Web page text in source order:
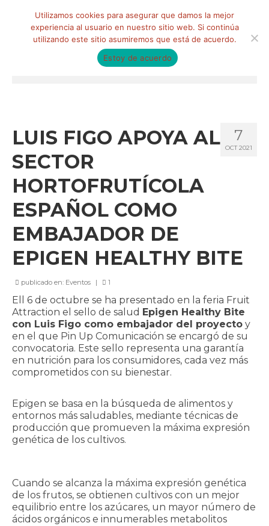
Marketing de influencia
Equipo
CLIENTES
BLOG
7
OCT 2021
LUIS FIGO APOYA AL
SECTOR
HORTOFRUTÍCOLA
ESPAÑOL COMO
EMBAJADOR DE
EPIGEN HEALTHY BITE
publicado en: Eventos | 1
Ell 6 de octubre se ha presentado en la feria Fruit
Attraction el sello de salud Epigen Healthy Bite
con Luis Figo como embajador del proyecto y
en el que Pin Up Comunicación se encargó de su
convocatoria. Este sello representa una garantía
en nutrición para los consumidores, cada vez más
comprometidos con su bienestar.
Epigen se basa en la búsqueda de alimentos y
entornos más saludables, mediante técnicas de
producción que promueven la máxima expresión
genética de los cultivos.
Cuando se alcanza la máxima expresión genética
de los frutos, se obtienen cultivos con un mejor
equilibrio entre los azúcares, un mayor número de
ácidos orgánicos e innumerables metabolitos
Utilizamos cookies para asegurar que damos la mejor
experiencia al usuario en nuestro sitio web. Si continúa
utilizando este sitio asumiremos que está de acuerdo.
Estoy de acuerdo